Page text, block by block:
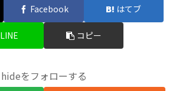
Facebook はてブ
LINE コピー
hideをフォローする